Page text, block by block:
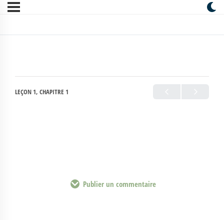
LEÇON 1, CHAPITRE 1
Publier un commentaire